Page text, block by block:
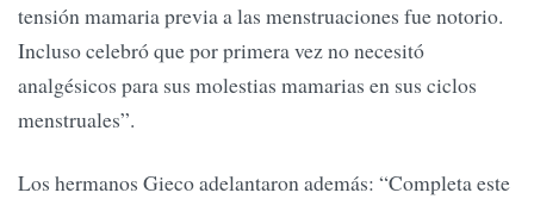
tensión mamaria previa a las menstruaciones fue notorio.
Incluso celebró que por primera vez no necesitó
analgésicos para sus molestias mamarias en sus ciclos
menstruales”.
Los hermanos Gieco adelantaron además: “Completa este